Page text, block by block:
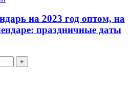
на 2023 год оптом, на
праздничные даты